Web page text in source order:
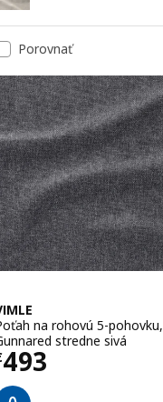
Porovnať
na rohovú 5-pohovku,
stredne sivá
493 € 493